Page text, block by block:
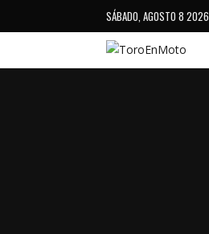
SÁBADO, AGOSTO 8 2026